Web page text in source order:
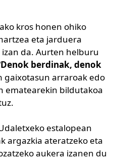
kros honen ohiko
eta jarduera
da. Aurten helburu
Denok berdinak, denok
gaixotasun arraroak edo
ematearekin bildutakoa
estalopean
argazkia ateratzeko eta
aukera izanen du